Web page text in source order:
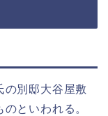
の別邸大谷屋敷
といわれる。